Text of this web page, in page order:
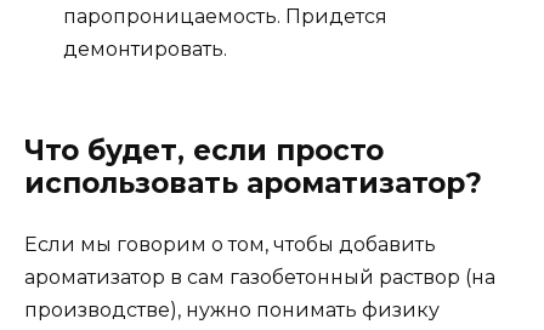
паропроницаемость. Придется
демонтировать.
Что будет, если просто
использовать ароматизатор?
Если мы говорим о том, чтобы добавить
ароматизатор в сам газобетонный раствор (на
производстве), нужно понимать физику